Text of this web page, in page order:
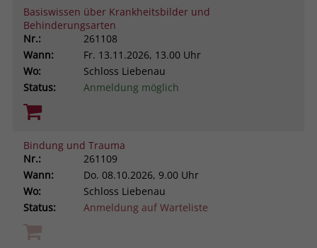
Basiswissen über Krankheitsbilder und
Behinderungsarten
Nr.:
261108
Wann:
Fr. 13.11.2026, 13.00 Uhr
Wo:
Schloss Liebenau
Status:
Anmeldung möglich
Bindung und Trauma
Nr.:
261109
Wann:
Do. 08.10.2026, 9.00 Uhr
Wo:
Schloss Liebenau
Status:
Anmeldung auf Warteliste
Name PHPSESSID
Anbieter stiftung-liebenau.de
Laufzeit Session
allen Seitenanfragen bei.
Zweck
Browsers und die Einstellungen
exklusiv für diese Website zu speichern.
Dadurch wird gewährleistet, dass
Aktionen, die bei späteren Besuchen
derselben Website durchgeführt
werden, mit derselben
Name _clsk
Anbieter www.clarity.ms
Laufzeit 1 Jahr